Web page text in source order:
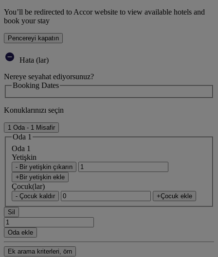
You’ll be redirected to Accor website to view available hotels and
book your stay
Pencereyi kapatın
Hata (lar)
Nereye seyahat ediyorsunuz?
Booking Dates
Konuklarınızı seçin
1 Oda - 1 Misafir
Oda 1
Oda 1
Yetişkin
- Bir yetişkin çıkarın
+Bir yetişkin ekle
Çocuk(lar)
- Çocuk kaldır +Çocuk ekle
Sil
Oda ekle
Ek arama kriterleri, örn